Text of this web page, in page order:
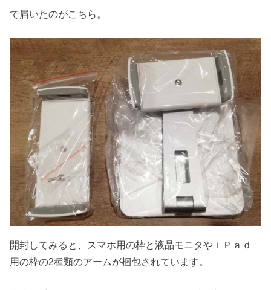
で届いたのがこちら。
開封してみると、スマホ用の枠と液晶モニタやｉＰａｄ
用の枠の2種類のアームが梱包されています。